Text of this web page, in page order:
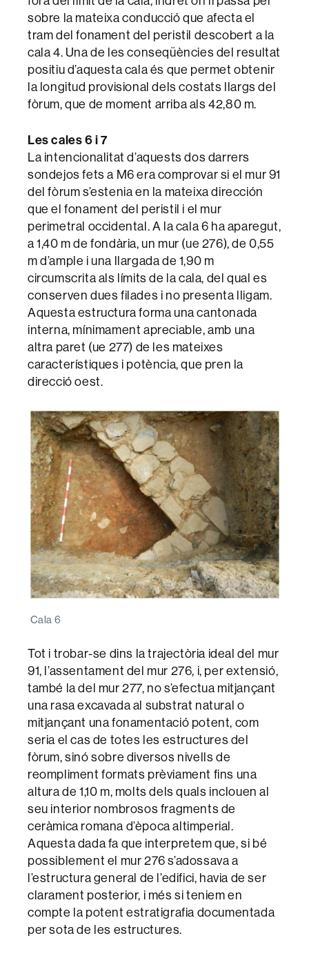
sobre la mateixa conducció que afecta el
tram del fonament del peristil descobert a la
cala 4. Una de les conseqüències del resultat
positiu d’aquesta cala és que permet obtenir
la longitud provisional dels costats llargs del
fòrum, que de moment arriba als 42,80 m.
Les cales 6 i 7
La intencionalitat d’aquests dos darrers
sondejos fets a M6 era comprovar si el mur 91
del fòrum s’estenia en la mateixa dirección
que el fonament del peristil i el mur
perimetral occidental. A la cala 6 ha aparegut,
a 1,40 m de fondària, un mur (ue 276), de 0,55
m d’ample i una llargada de 1,90 m
circumscrita als límits de la cala, del qual es
conserven dues filades i no presenta lligam.
Aquesta estructura forma una cantonada
interna, mínimament apreciable, amb una
altra paret (ue 277) de les mateixes
característiques i potència, que pren la
direcció oest.
Cala 6
Tot i trobar-se dins la trajectòria ideal del mur
91, l’assentament del mur 276, i, per extensió,
també la del mur 277, no s’efectua mitjançant
una rasa excavada al substrat natural o
mitjançant una fonamentació potent, com
seria el cas de totes les estructures del
fòrum, sinó sobre diversos nivells de
reompliment formats prèviament fins una
altura de 1,10 m, molts dels quals inclouen al
seu interior nombrosos fragments de
ceràmica romana d’època altimperial.
Aquesta dada fa que interpretem que, si bé
possiblement el mur 276 s’adossava a
l’estructura general de l’edifici, havia de ser
clarament posterior, i més si teniem en
compte la potent estratigrafia documentada
per sota de les estructures.